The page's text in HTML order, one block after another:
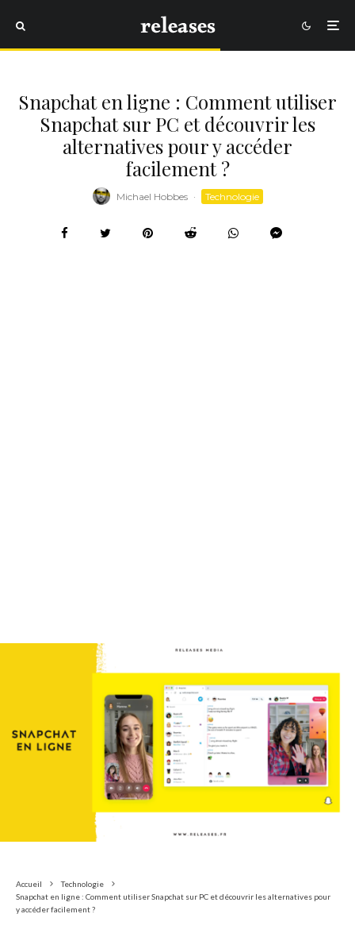
Snapchat en ligne : Comment utiliser
Snapchat sur PC et découvrir les
alternatives pour y accéder
facilement ?
Michael Hobbes · Technologie
Accueil
Technologie
Snapchat en ligne : Comment utiliser Snapchat sur PC et découvrir les alternatives pour
y accéder facilement ?